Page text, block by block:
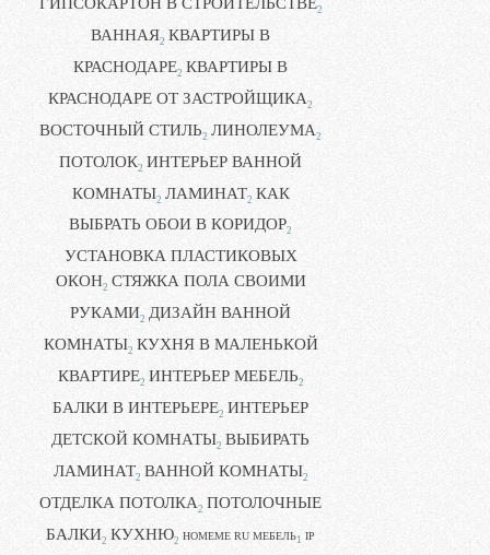
2
ВАННАЯ2 КВАРТИРЫ В
КРАСНОДАРЕ2 КВАРТИРЫ В
КРАСНОДАРЕ ОТ ЗАСТРОЙЩИКА2
ВОСТОЧНЫЙ СТИЛЬ2 ЛИНОЛЕУМА2
ПОТОЛОК2 ИНТЕРЬЕР ВАННОЙ
КОМНАТЫ2 ЛАМИНАТ2 КАК
ВЫБРАТЬ ОБОИ В КОРИДОР2
УСТАНОВКА ПЛАСТИКОВЫХ
ОКОН2 СТЯЖКА ПОЛА СВОИМИ
РУКАМИ2 ДИЗАЙН ВАННОЙ
КОМНАТЫ2 КУХНЯ В МАЛЕНЬКОЙ
КВАРТИРЕ2 ИНТЕРЬЕР МЕБЕЛЬ2
БАЛКИ В ИНТЕРЬЕРЕ2 ИНТЕРЬЕР
ДЕТСКОЙ КОМНАТЫ2 ВЫБИРАТЬ
ЛАМИНАТ2 ВАННОЙ КОМНАТЫ2
ОТДЕЛКА ПОТОЛКА2 ПОТОЛОЧНЫЕ
БАЛКИ2 КУХНЮ2 HOMEME RU МЕБЕЛЬ1 IP